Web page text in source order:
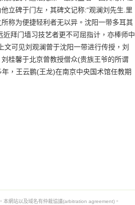
立碑于门左，其碑文记称:“观澜刘先生.里
称为便捷轻利者无以异。沈阳一带多耳其
拜门墙习技艺者更不可屈指计，亦棒师中
文可见刘观澜曾于沈阳一带进行传授，刘
桂馨于北京曾教授僧众(贵族王爷的所谓
，王云鹏(王龙)在南京中央国术馆任教期
本網站以及域名有仲裁協議(arbitration agreement)。